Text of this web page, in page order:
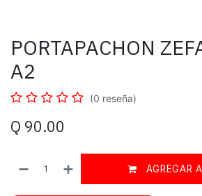
PORTAPACHON
A2
(0 reseña)
Q 90.00
AGREGAR